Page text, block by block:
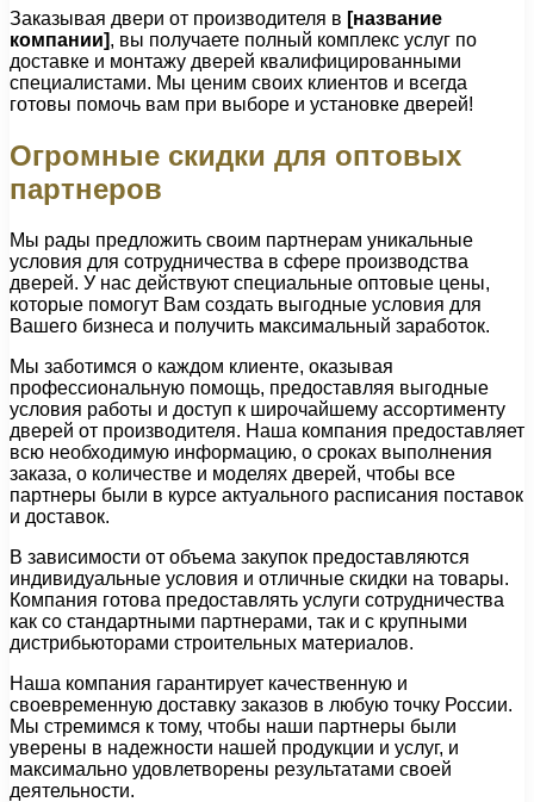
Заказывая двери от производителя в [название
компании], вы получаете полный комплекс услуг по
доставке и монтажу дверей квалифицированными
специалистами. Мы ценим своих клиентов и всегда
готовы помочь вам при выборе и установке дверей!
Огромные скидки для оптовых
партнеров
Мы рады предложить своим партнерам уникальные
условия для сотрудничества в сфере производства
дверей. У нас действуют специальные оптовые цены,
которые помогут Вам создать выгодные условия для
Вашего бизнеса и получить максимальный заработок.
Мы заботимся о каждом клиенте, оказывая
профессиональную помощь, предоставляя выгодные
условия работы и доступ к широчайшему ассортименту
дверей от производителя. Наша компания предоставляет
всю необходимую информацию, о сроках выполнения
заказа, о количестве и моделях дверей, чтобы все
партнеры были в курсе актуального расписания поставок
и доставок.
В зависимости от объема закупок предоставляются
индивидуальные условия и отличные скидки на товары.
Компания готова предоставлять услуги сотрудничества
как со стандартными партнерами, так и с крупными
дистрибьюторами строительных материалов.
Наша компания гарантирует качественную и
своевременную доставку заказов в любую точку России.
Мы стремимся к тому, чтобы наши партнеры были
уверены в надежности нашей продукции и услуг, и
максимально удовлетворены результатами своей
деятельности.